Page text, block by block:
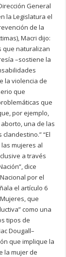
General
la Legislatura el
de la
Macri dijo:
que naturalizan
–sostiene la
la violencia de
que
que
por ejemplo,
una de las
“El
mujeres al
a través
dice
por el
el artículo 6
que
como una
tipos de
Dougall–
que implique la
la mujer de